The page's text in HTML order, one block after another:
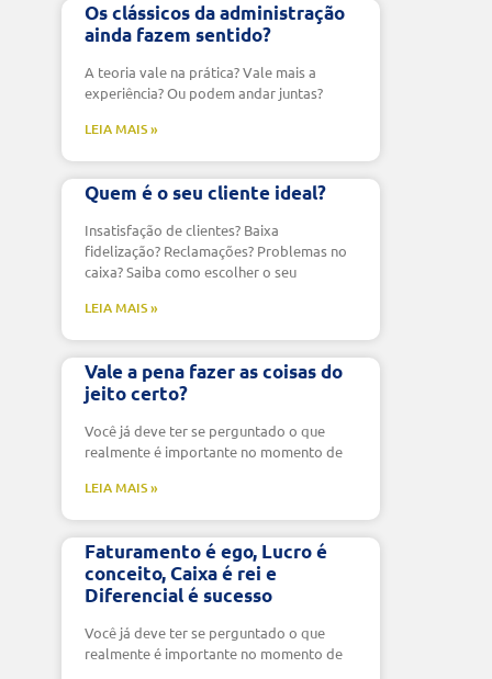
Os clássicos da administração
ainda fazem sentido?
A teoria vale na prática? Vale mais a
experiência? Ou podem andar juntas?
LEIA MAIS »
Quem é o seu cliente ideal?
Insatisfação de clientes? Baixa
fidelização? Reclamações? Problemas no
caixa? Saiba como escolher o seu
LEIA MAIS »
Vale a pena fazer as coisas do
jeito certo?
Você já deve ter se perguntado o que
realmente é importante no momento de
LEIA MAIS »
Faturamento é ego, Lucro é
conceito, Caixa é rei e
Diferencial é sucesso
Você já deve ter se perguntado o que
realmente é importante no momento de